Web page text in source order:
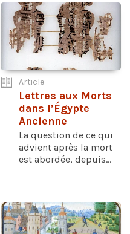
Article
Lettres aux Morts
dans l’Égypte
Ancienne
La question de ce qui
advient après la mort
est abordée, depuis...